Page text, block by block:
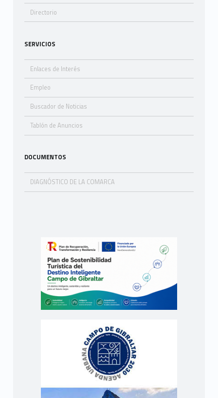
Directorio
SERVICIOS
Enlaces de Interés
Empleo
Buscador de Noticias
Tablón de Anuncios
DOCUMENTOS
DIAGNÓSTICO DE LA COMARCA